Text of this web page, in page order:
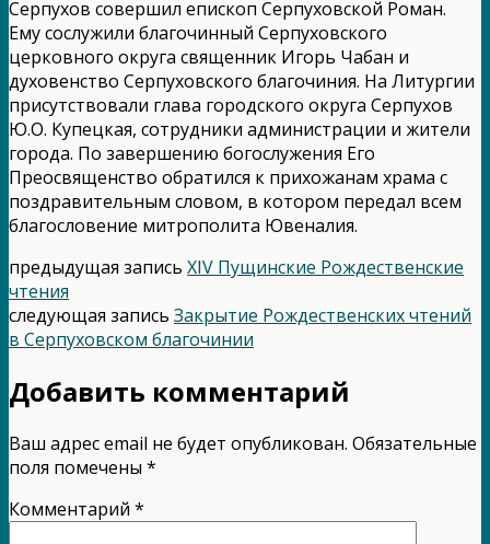
Серпухов совершил епископ Серпуховской Роман.
Ему сослужили благочинный Серпуховского
церковного округа священник Игорь Чабан и
духовенство Серпуховского благочиния. На Литургии
присутствовали глава городского округа Серпухов
Ю.О. Купецкая, сотрудники администрации и жители
города. По завершению богослужения Его
Преосвященство обратился к прихожанам храма с
поздравительным словом, в котором передал всем
благословение митрополита Ювеналия.
предыдущая запись XIV Пущинские Рождественские
чтения
следующая запись Закрытие Рождественских чтений
в Серпуховском благочинии
Добавить комментарий
Ваш адрес email не будет опубликован. Обязательные
поля помечены *
Комментарий *